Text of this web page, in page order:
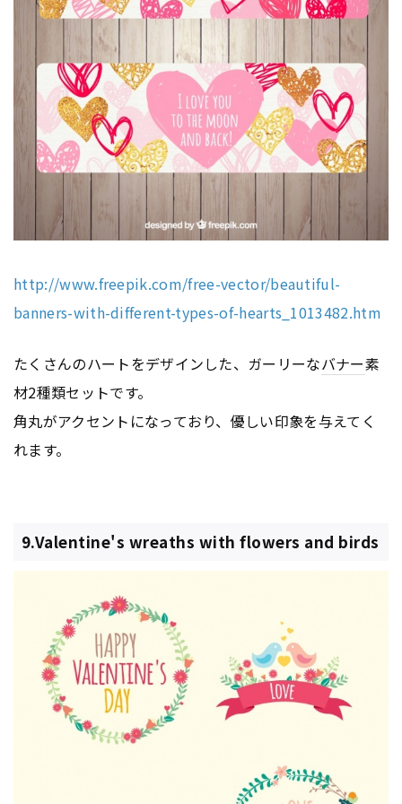
http://www.freepik.com/free-vector/beautiful-
banners-with-different-types-of-hearts_1013482.htm
たくさんのハートをデザインした、ガーリーなバナー素
材2種類セットです。
角丸がアクセントになっており、優しい印象を与えてく
れます。
9.Valentine's wreaths with flowers and birds